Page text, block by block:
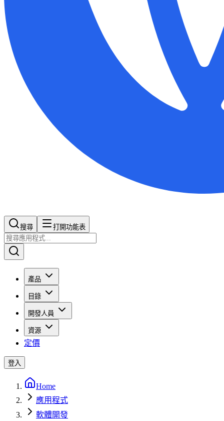
搜尋​​​​ 打開功能表
產品
目錄
開發人員
資源
定價
登入
Home
應用程式
軟體開發